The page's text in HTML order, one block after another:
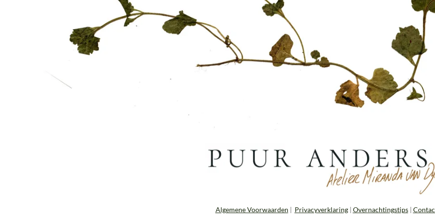
Algemene Voorwaarden | Privacyverklaring| Overnachtingstips|